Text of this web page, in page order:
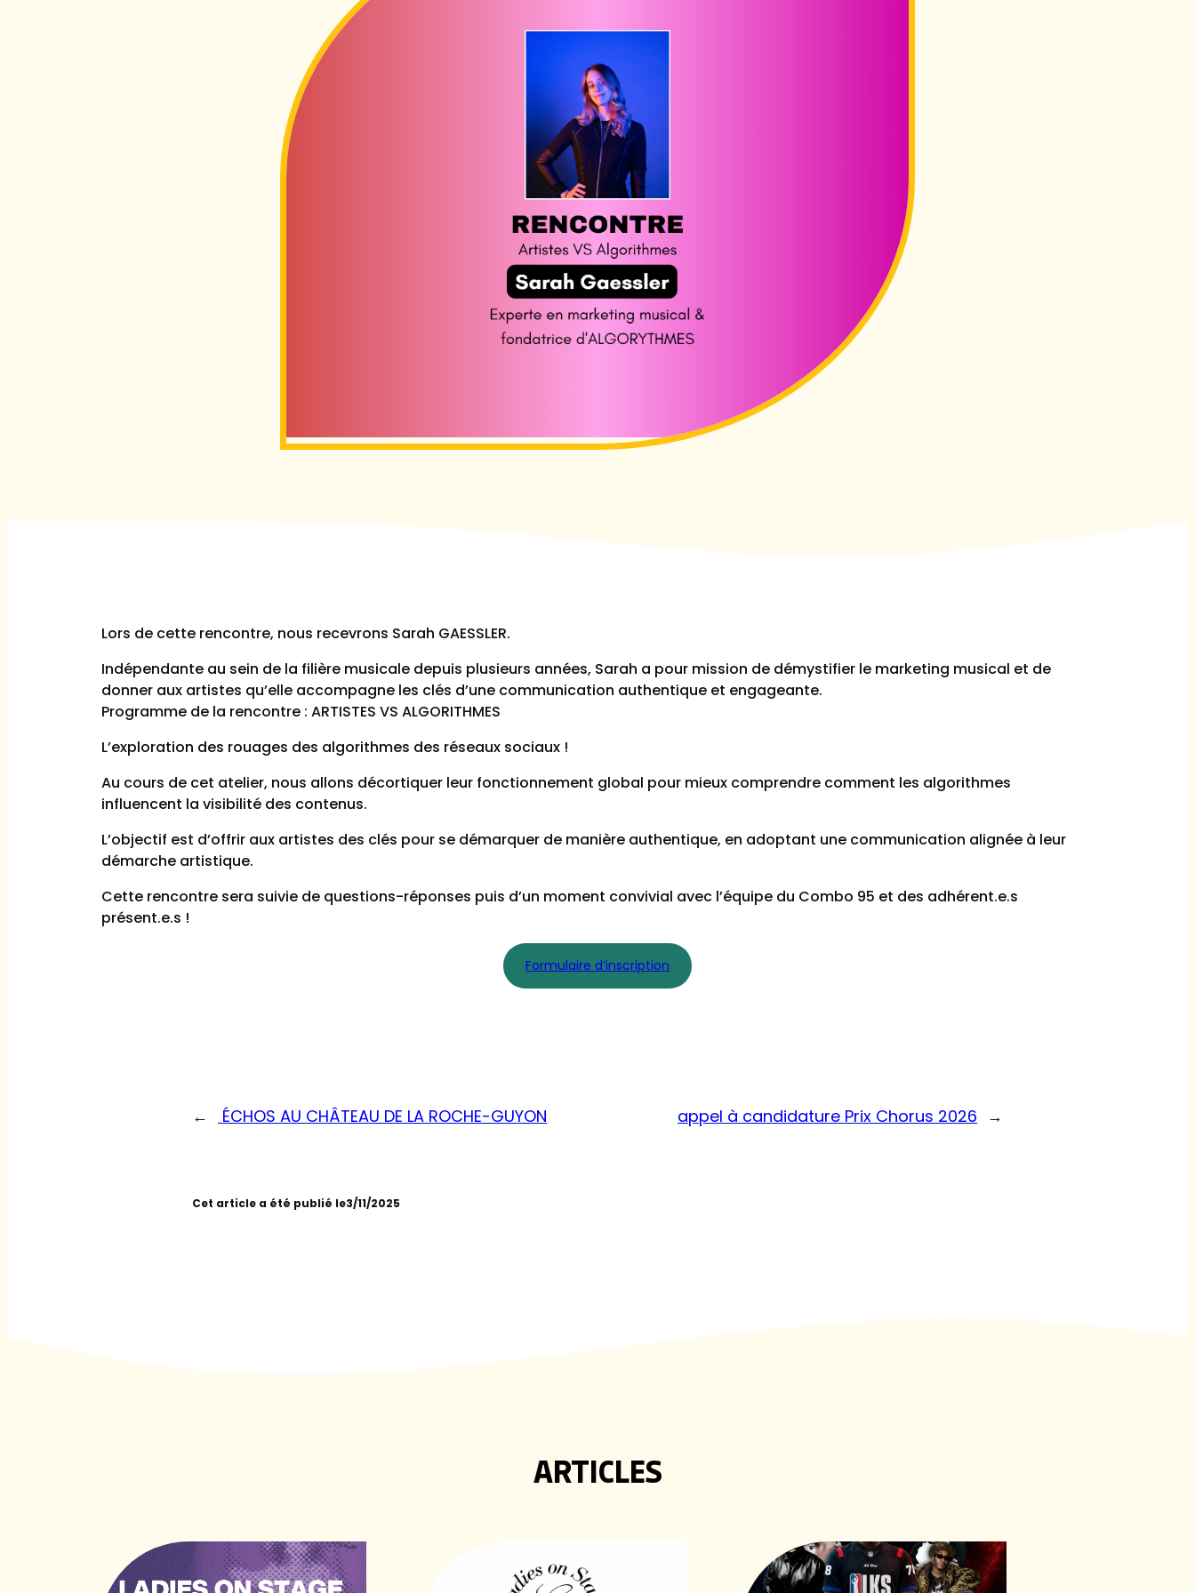
Lors de cette rencontre, nous recevrons Sarah GAESSLER.
Indépendante au sein de la filière musicale depuis plusieurs années, Sarah a pour mission de démystifier le marketing musical et de
donner aux artistes qu’elle accompagne les clés d’une communication authentique et engageante.
Programme de la rencontre : ARTISTES VS ALGORITHMES
L’exploration des rouages des algorithmes des réseaux sociaux !
Au cours de cet atelier, nous allons décortiquer leur fonctionnement global pour mieux comprendre comment les algorithmes
influencent la visibilité des contenus.
L’objectif est d’offrir aux artistes des clés pour se démarquer de manière authentique, en adoptant une communication alignée à leur
démarche artistique.
Cette rencontre sera suivie de questions-réponses puis d’un moment convivial avec l’équipe du Combo 95 et des adhérent.e.s
présent.e.s !
Formulaire d’inscription
← ÉCHOS AU CHÂTEAU DE LA ROCHE-GUYON appel à candidature Prix Chorus 2026 →
Cet article a été publié le3/11/2025
ARTICLES